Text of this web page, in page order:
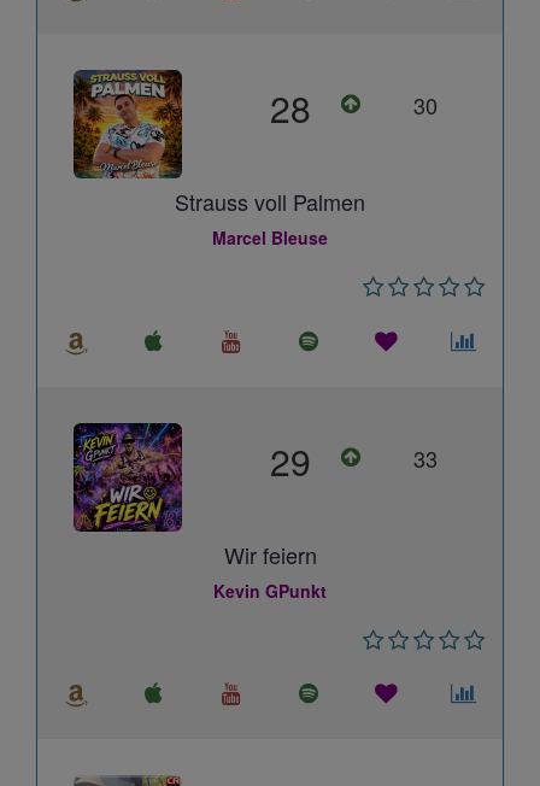
28 30
Strauss voll Palmen
Marcel Bleuse
29 33
Wir feiern
Kevin GPunkt